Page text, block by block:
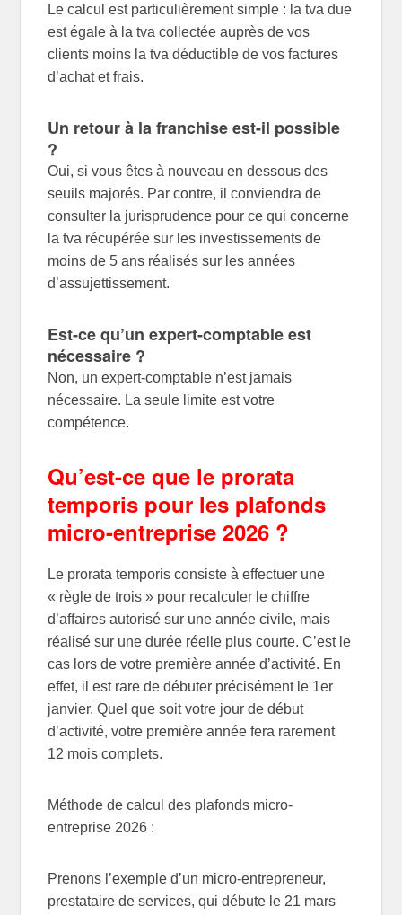
Le calcul est particulièrement simple : la tva due
est égale à la tva collectée auprès de vos
clients moins la tva déductible de vos factures
d’achat et frais.
Un retour à la franchise est-il possible
?
Oui, si vous êtes à nouveau en dessous des
seuils majorés. Par contre, il conviendra de
consulter la jurisprudence pour ce qui concerne
la tva récupérée sur les investissements de
moins de 5 ans réalisés sur les années
d’assujettissement.
Est-ce qu’un expert-comptable est
nécessaire ?
Non, un expert-comptable n’est jamais
nécessaire. La seule limite est votre
compétence.
Qu’est-ce que le prorata
temporis pour les plafonds
micro-entreprise 2026 ?
Le prorata temporis consiste à effectuer une
« règle de trois » pour recalculer le chiffre
d’affaires autorisé sur une année civile, mais
réalisé sur une durée réelle plus courte. C’est le
cas lors de votre première année d’activité. En
effet, il est rare de débuter précisément le 1er
janvier. Quel que soit votre jour de début
d’activité, votre première année fera rarement
12 mois complets.
Méthode de calcul des plafonds micro-
entreprise 2026 :
Prenons l’exemple d’un micro-entrepreneur,
prestataire de services, qui débute le 21 mars